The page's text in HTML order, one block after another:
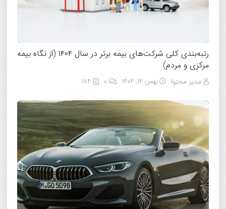
رتبه‌بندی کلی شرکت‌های بیمه برتر در سال ۱۴۰۴ (از نگاه بیمه
مرکزی و مردم)
مدیر محتوا بهمن ۱۲, ۱۴۰۴ 184